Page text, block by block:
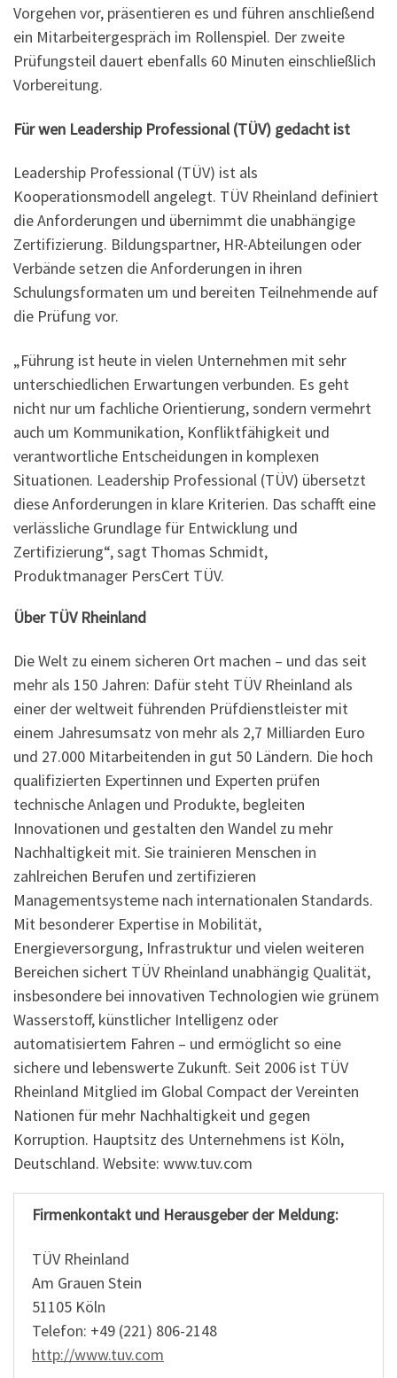
Vorgehen vor, präsentieren es und führen anschließend
ein Mitarbeitergespräch im Rollenspiel. Der zweite
Prüfungsteil dauert ebenfalls 60 Minuten einschließlich
Vorbereitung.
Für wen Leadership Professional (TÜV) gedacht ist
Leadership Professional (TÜV) ist als
Kooperationsmodell angelegt. TÜV Rheinland definiert
die Anforderungen und übernimmt die unabhängige
Zertifizierung. Bildungspartner, HR-Abteilungen oder
Verbände setzen die Anforderungen in ihren
Schulungsformaten um und bereiten Teilnehmende auf
die Prüfung vor.
„Führung ist heute in vielen Unternehmen mit sehr
unterschiedlichen Erwartungen verbunden. Es geht
nicht nur um fachliche Orientierung, sondern vermehrt
auch um Kommunikation, Konfliktfähigkeit und
verantwortliche Entscheidungen in komplexen
Situationen. Leadership Professional (TÜV) übersetzt
diese Anforderungen in klare Kriterien. Das schafft eine
verlässliche Grundlage für Entwicklung und
Zertifizierung“, sagt Thomas Schmidt,
Produktmanager PersCert TÜV.
Über TÜV Rheinland
Die Welt zu einem sicheren Ort machen – und das seit
mehr als 150 Jahren: Dafür steht TÜV Rheinland als
einer der weltweit führenden Prüfdienstleister mit
einem Jahresumsatz von mehr als 2,7 Milliarden Euro
und 27.000 Mitarbeitenden in gut 50 Ländern. Die hoch
qualifizierten Expertinnen und Experten prüfen
technische Anlagen und Produkte, begleiten
Innovationen und gestalten den Wandel zu mehr
Nachhaltigkeit mit. Sie trainieren Menschen in
zahlreichen Berufen und zertifizieren
Managementsysteme nach internationalen Standards.
Mit besonderer Expertise in Mobilität,
Energieversorgung, Infrastruktur und vielen weiteren
Bereichen sichert TÜV Rheinland unabhängig Qualität,
insbesondere bei innovativen Technologien wie grünem
Wasserstoff, künstlicher Intelligenz oder
automatisiertem Fahren – und ermöglicht so eine
sichere und lebenswerte Zukunft. Seit 2006 ist TÜV
Rheinland Mitglied im Global Compact der Vereinten
Nationen für mehr Nachhaltigkeit und gegen
Korruption. Hauptsitz des Unternehmens ist Köln,
Deutschland. Website: www.tuv.com
Firmenkontakt und Herausgeber der Meldung:
TÜV Rheinland
Am Grauen Stein
51105 Köln
Telefon: +49 (221) 806-2148
http://www.tuv.com